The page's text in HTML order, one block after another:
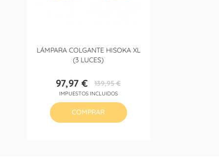
LÁMPARA COLGANTE HISOKA XL
(3 LUCES)
Precio
97,97 € Precio
base
139,95 €
IMPUESTOS INCLUIDOS
COMPRAR